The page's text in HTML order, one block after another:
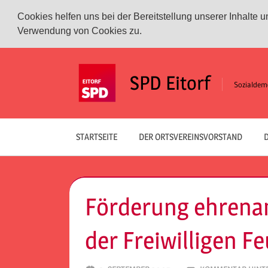
Cookies helfen uns bei der Bereitstellung unserer Inhalte
Verwendung von Cookies zu.
SPD Eitorf
STARTSEITE DER ORTSVEREINSVORSTAND
Förderung
der Freiwilligen